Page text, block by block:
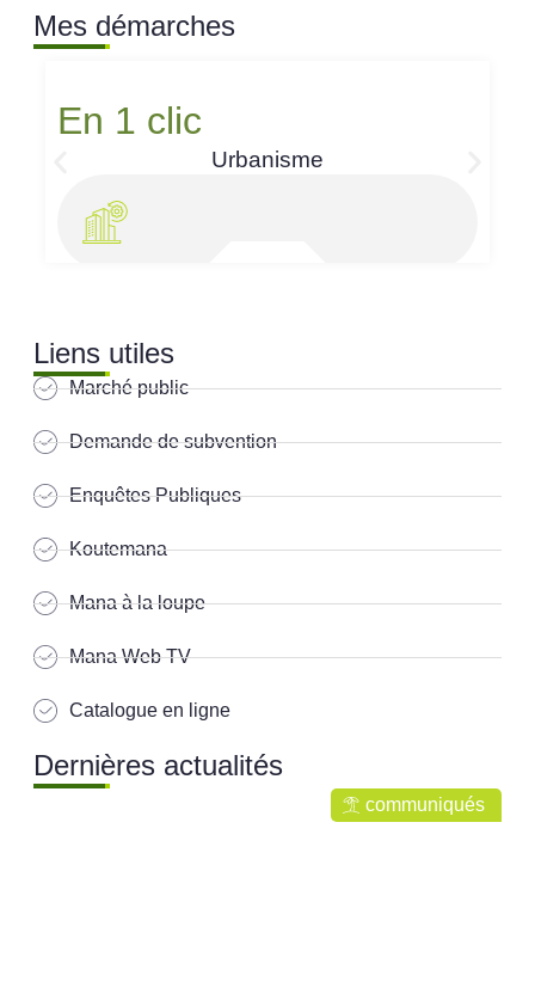
Mes démarches
En 1 clic
Urbanisme
Liens utiles
Marché public
Demande de subvention
Enquêtes Publiques
Koutemana
Mana à la loupe
Mana Web TV
Catalogue en ligne
Dernières actualités
communiqués